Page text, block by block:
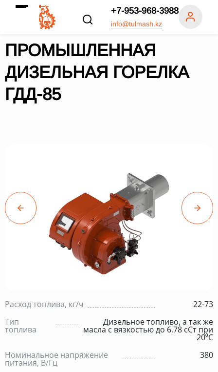
+7-953-968-3988
info@tulmash.kz
ПРОМЫШЛЕННАЯ
ДИЗЕЛЬНАЯ ГОРЕЛКА
ГДД-85
Расход топлива, кг/ч
22-73
Тип
топлива
Дизельное топливо, а так же
масла с вязкостью до 6,78 сСт при
20⁰С
Номинальное напряжение
питания, В/Гц
380